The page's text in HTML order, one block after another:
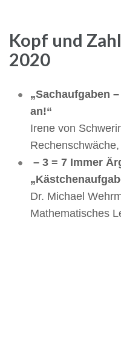
Kopf und
2020
„Sachaufgaben
an!“
Irene von
– 3 = 7 Immer
Dr. Michael
Mathematisches